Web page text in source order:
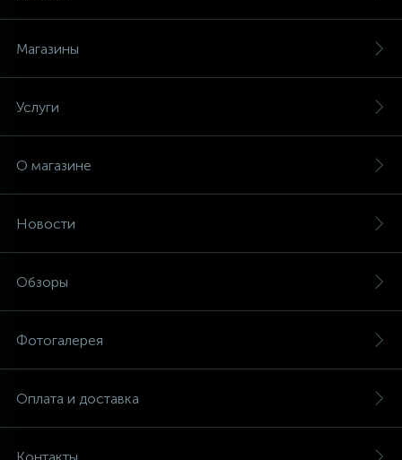
Магазины
Услуги
О магазине
Новости
Обзоры
Фотогалерея
Оплата и доставка